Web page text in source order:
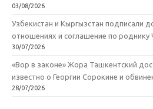
03/08/2026
Узбекистан и Кыргызстан подписали
отношениях и соглашение по
30/07/2026
«Вор в законе» Жора Ташкентский
известно о Георгии Сорокине и
28/07/2026